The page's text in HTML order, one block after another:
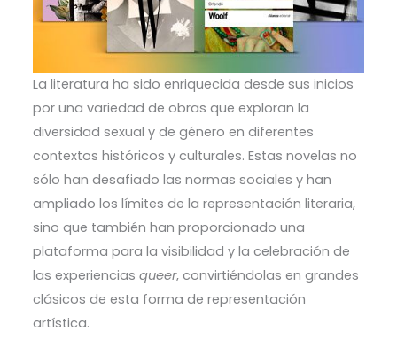
La literatura ha sido enriquecida desde sus inicios
por una variedad de obras que exploran la
diversidad sexual y de género en diferentes
contextos históricos y culturales. Estas novelas no
sólo han desafiado las normas sociales y han
ampliado los límites de la representación literaria,
sino que también han proporcionado una
plataforma para la visibilidad y la celebración de
las experiencias queer, convirtiéndolas en grandes
clásicos de esta forma de representación
artística.